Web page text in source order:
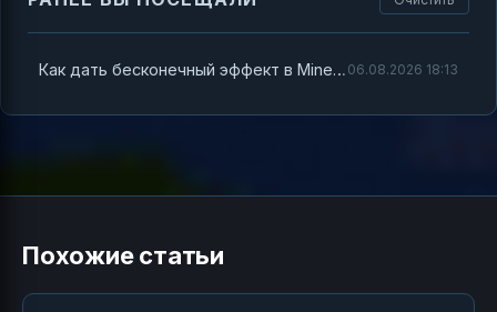
Как дать бесконечный эффект в Minecraft — полное руководство по команде /effect 06.08.2026 18:13
Похожие статьи